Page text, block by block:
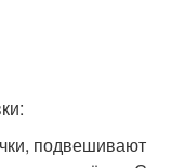
подвешивают